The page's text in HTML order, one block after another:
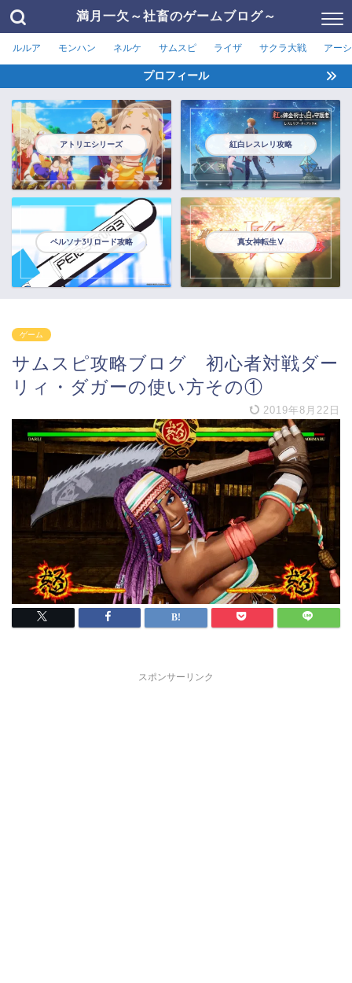
満月一欠～社畜のゲームブログ～
ルルア モンハン ネルケ サムスピ ライザ サクラ大戦 アー
プロフィール
アトリエシリーズ 紅白レスレリ攻略
ペルソナ3リロード攻略 真女神転生Ⅴ
ゲーム
サムスピ攻略ブログ 初心者対戦ダー
リィ・ダガーの使い方その①
2019年8月22日
スポンサーリンク